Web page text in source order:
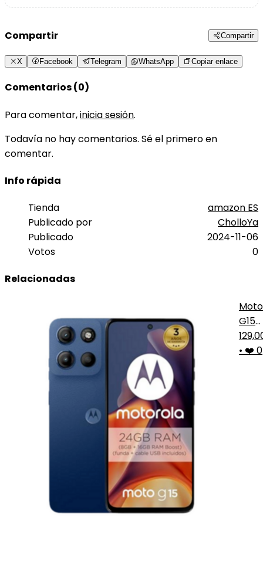
Compartir Compartir
X Facebook Telegram WhatsApp Copiar enlace
Comentarios (0)
Para comentar,inicia sesión.
Todavía no hay comentarios. Sé el primero en
comentar.
Info rápida
Tienda
amazon ES
Publicado por
CholloYa
Publicado
2024-11-06
Votos
0
Relacionadas
Moto
G15
Azul
• ❤️ 0